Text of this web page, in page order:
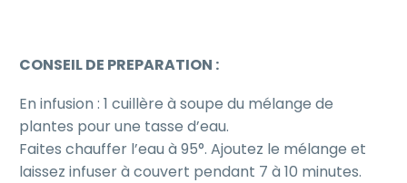
CONSEIL DE PREPARATION :
En infusion : 1 cuillère à soupe du mélange de
plantes pour une tasse d’eau.
Faites chauffer l’eau à 95°. Ajoutez le mélange et
laissez infuser à couvert pendant 7 à 10 minutes.